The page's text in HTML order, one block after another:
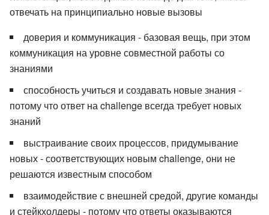
отвечать на принципиально новые вызовы
доверия и коммуникация - базовая вещь, при этом
коммуникация на уровне совместной работы со
знаниями
способность учиться и создавать новые знания -
потому что ответ на challenge всегда требует новых
знаний
выстраивание своих процессов, придумывание
новых - соответствующих новым challenge, они не
решаются известным способом
взаимодействие с внешней средой, другие команды
и стейкхолдеры - потому что ответы оказываются